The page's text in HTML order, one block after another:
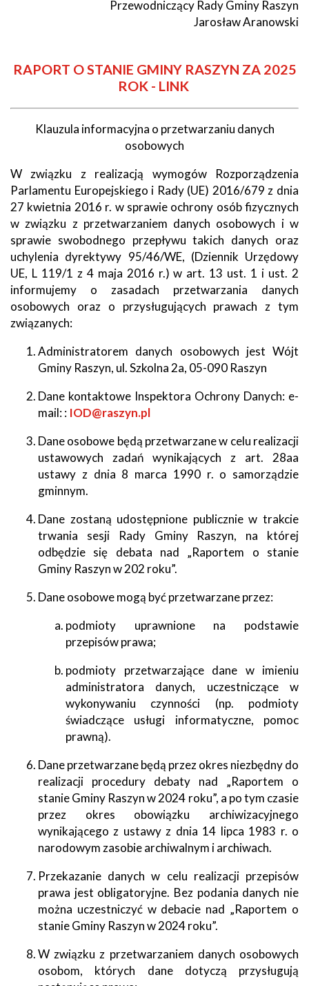
Przewodniczący Rady Gminy Raszyn
Jarosław Aranowski
RAPORT O STANIE GMINY RASZYN ZA 2025
ROK - LINK
Klauzula informacyjna o przetwarzaniu danych
osobowych
W związku z realizacją wymogów Rozporządzenia
Parlamentu Europejskiego i Rady (UE) 2016/679 z dnia
27 kwietnia 2016 r. w sprawie ochrony osób fizycznych
w związku z przetwarzaniem danych osobowych i w
sprawie swobodnego przepływu takich danych oraz
uchylenia dyrektywy 95/46/WE, (Dziennik Urzędowy
UE, L 119/1 z 4 maja 2016 r.) w art. 13 ust. 1 i ust. 2
informujemy o zasadach przetwarzania danych
osobowych oraz o przysługujących prawach z tym
związanych:
Administratorem danych osobowych jest Wójt
Gminy Raszyn, ul. Szkolna 2a, 05-090 Raszyn
Dane kontaktowe Inspektora Ochrony Danych: e-
mail: : IOD@raszyn.pl
Dane osobowe będą przetwarzane w celu realizacji
ustawowych zadań wynikających z art. 28aa
ustawy z dnia 8 marca 1990 r. o samorządzie
gminnym.
Dane zostaną udostępnione publicznie w trakcie
trwania sesji Rady Gminy Raszyn, na której
odbędzie się debata nad „Raportem o stanie
Gminy Raszyn w 202 roku”.
Dane osobowe mogą być przetwarzane przez:
podmioty uprawnione na podstawie
przepisów prawa;
podmioty przetwarzające dane w imieniu
administratora danych, uczestniczące w
wykonywaniu czynności (np. podmioty
świadczące usługi informatyczne, pomoc
prawną).
Dane przetwarzane będą przez okres niezbędny do
realizacji procedury debaty nad „Raportem o
stanie Gminy Raszyn w 2024 roku”, a po tym czasie
przez okres obowiązku archiwizacyjnego
wynikającego z ustawy z dnia 14 lipca 1983 r. o
narodowym zasobie archiwalnym i archiwach.
Przekazanie danych w celu realizacji przepisów
prawa jest obligatoryjne. Bez podania danych nie
można uczestniczyć w debacie nad „Raportem o
stanie Gminy Raszyn w 2024 roku”.
W związku z przetwarzaniem danych osobowych
osobom, których dane dotyczą przysługują